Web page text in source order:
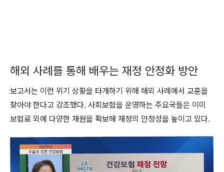
해외 사례를 통해 배우는 재정 안정화 방안
보고서는 이런 위기 상황을 타개하기 위해 해외 사례에서 교훈을
찾아야 한다고 강조했다. 사회보험을 운영하는 주요국들은 이미
보험료 외에 다양한 재원을 확보해 재정의 안정성을 높이고 있다.